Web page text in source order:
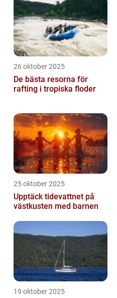
26 oktober 2025
De bästa resorna för
rafting i tropiska floder
25 oktober 2025
Upptäck tidevattnet på
västkusten med barnen
19 oktober 2025